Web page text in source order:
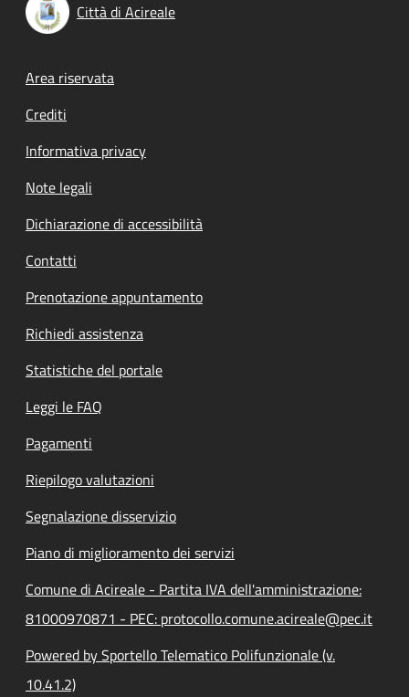
Città di Acireale
Footer menu
Area riservata
Crediti
Informativa privacy
Note legali
Dichiarazione di accessibilità
Contatti
Prenotazione appuntamento
Richiedi assistenza
Statistiche del portale
Leggi le FAQ
Pagamenti
Riepilogo valutazioni
Segnalazione disservizio
Piano di miglioramento dei servizi
Comune di Acireale - Partita IVA dell'amministrazione:
81000970871 - PEC: protocollo.comune.acireale@pec.it
Powered by Sportello Telematico Polifunzionale (v.
10.41.2)